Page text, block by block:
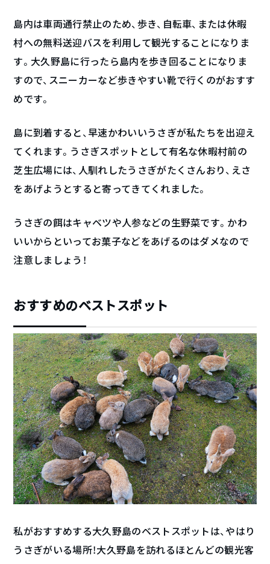
島内は車両通行禁止のため、歩き、自転車、または休暇
村への無料送迎バスを利用して観光することになりま
す。大久野島に行ったら島内を歩き回ることになりま
すので、スニーカーなど歩きやすい靴で行くのがおすす
めです。
島に到着すると、早速かわいいうさぎが私たちを出迎え
てくれます。うさぎスポットとして有名な休暇村前の
芝生広場には、人馴れしたうさぎがたくさんおり、えさ
をあげようとすると寄ってきてくれました。
うさぎの餌はキャベツや人参などの生野菜です。かわ
いいからといってお菓子などをあげるのはダメなので
注意しましょう！
おすすめのベストスポット
私がおすすめする大久野島のベストスポットは、やはり
うさぎがいる場所！大久野島を訪れるほとんどの観光客